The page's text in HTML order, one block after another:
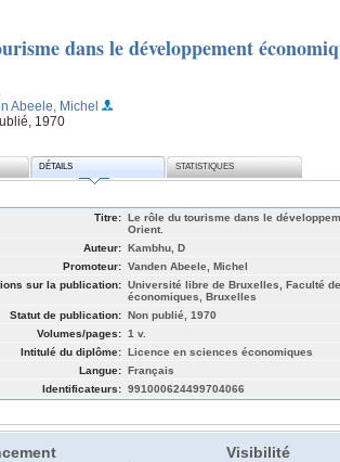
dans le développement
Abeele, Michel
1970
DÉTAILS STATISTIQUES
Titre: Le rôle du tourisme dans le
Orient.
Auteur: Kambhu, D
Promoteur: Vanden Abeele, Michel
sur la publication: Université libre de Bruxelles, Faculté
économiques, Bruxelles
Statut de publication: Non publié, 1970
Volumes/pages: 1 v.
Intitulé du diplôme: Licence en sciences économiques
Langue: Français
Identificateurs: 991000624499704066
Visibilité